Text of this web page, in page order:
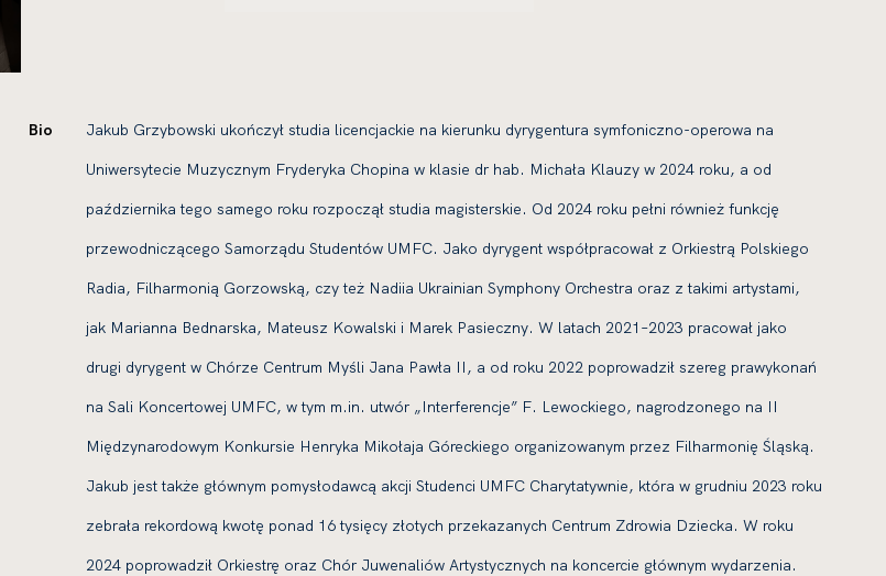
Bio
Jakub Grzybowski ukończył studia licencjackie na kierunku dyrygentura symfoniczno-operowa na
Uniwersytecie Muzycznym Fryderyka Chopina w klasie dr hab. Michała Klauzy w 2024 roku, a od
października tego samego roku rozpoczął studia magisterskie. Od 2024 roku pełni również funkcję
przewodniczącego Samorządu Studentów UMFC. Jako dyrygent współpracował z Orkiestrą Polskiego
Radia, Filharmonią Gorzowską, czy też Nadiia Ukrainian Symphony Orchestra oraz z takimi artystami,
jak Marianna Bednarska, Mateusz Kowalski i Marek Pasieczny. W latach 2021–2023 pracował jako
drugi dyrygent w Chórze Centrum Myśli Jana Pawła II, a od roku 2022 poprowadził szereg prawykonań
na Sali Koncertowej UMFC, w tym m.in. utwór „Interferencje” F. Lewockiego, nagrodzonego na II
Międzynarodowym Konkursie Henryka Mikołaja Góreckiego organizowanym przez Filharmonię Śląską.
Jakub jest także głównym pomysłodawcą akcji Studenci UMFC Charytatywnie, która w grudniu 2023 roku
zebrała rekordową kwotę ponad 16 tysięcy złotych przekazanych Centrum Zdrowia Dziecka. W roku
2024 poprowadził Orkiestrę oraz Chór Juwenaliów Artystycznych na koncercie głównym wydarzenia.